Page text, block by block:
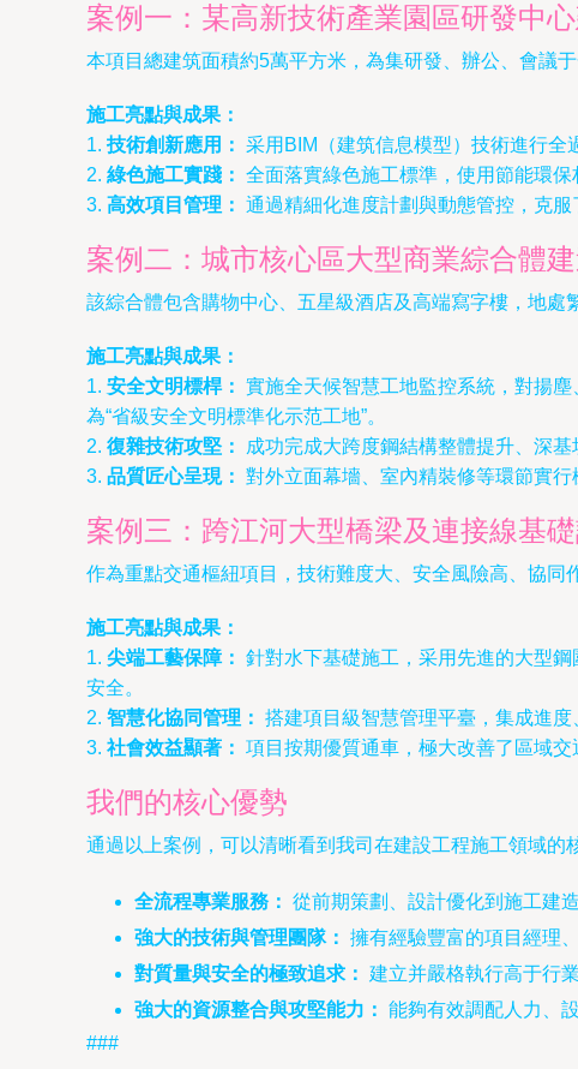
案例一：某高新技術產業園區研發中
本項目總建筑面積約5萬平方米，為集研發、辦公、會議
施工亮點與成果：
1. 技術創新應用： 采用BIM（建筑信息模型）技術進行全
2. 綠色施工實踐： 全面落實綠色施工標準，使用節能環
3. 高效項目管理： 通過精細化進度計劃與動態管控，克
案例二：城市核心區大型商業綜合體
該綜合體包含購物中心、五星級酒店及高端寫字樓，地處
施工亮點與成果：
1. 安全文明標桿： 實施全天候智慧工地監控系統，對揚
為“省級安全文明標準化示范工地”。
2. 復雜技術攻堅：
成功完成大跨度鋼結構整體提升、深
3. 品質匠心呈現： 對外立面幕墻、室內精裝修等環節實
案例三：跨江河大型橋梁及連接線基
作為重點交通樞紐項目，技術難度大、安全風險高、協同
施工亮點與成果：
1. 尖端工藝保障： 針對水下基礎施工，采用先進的大型
安全。
2. 智慧化協同管理： 搭建項目級智慧管理平臺，集成進
3. 社會效益顯著： 項目按期優質通車，極大改善了區域
我們的核心優勢
通過以上案例，可以清晰看到我司在建設工程施工領域的
全流程專業服務： 從前期策劃、設計優化到施工建
強大的技術與管理團隊： 擁有經驗豐富的項目經理
對質量與安全的極致追求： 建立并嚴格執行高于行
強大的資源整合與攻堅能力： 能夠有效調配人力、
###